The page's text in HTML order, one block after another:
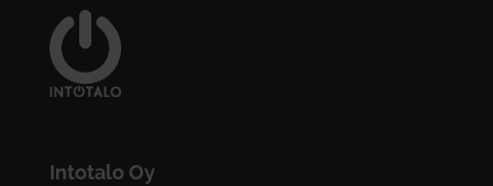
Intotalo Oy